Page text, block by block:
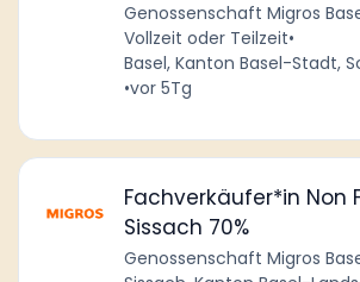
Genossenschaft Migros
Vollzeit oder Teilzeit•
Basel, Kanton Basel-Stadt,
•vor 5Tg
Fachverkäufer*in Non
Sissach 70%
Genossenschaft Migros